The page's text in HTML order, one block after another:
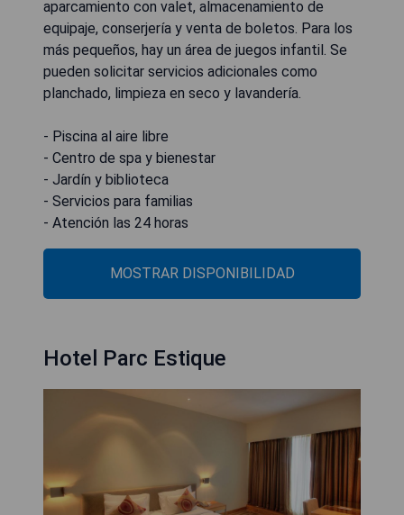
aparcamiento con valet, almacenamiento de
equipaje, conserjería y venta de boletos. Para los
más pequeños, hay un área de juegos infantil. Se
pueden solicitar servicios adicionales como
planchado, limpieza en seco y lavandería.
- Piscina al aire libre
- Centro de spa y bienestar
- Jardín y biblioteca
- Servicios para familias
- Atención las 24 horas
MOSTRAR DISPONIBILIDAD
Hotel Parc Estique